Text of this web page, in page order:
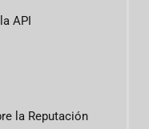
API
la Reputación